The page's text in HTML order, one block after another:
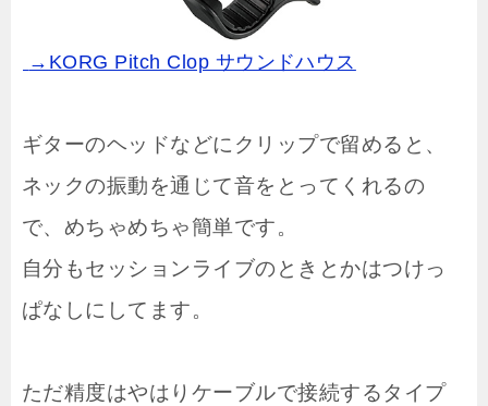
→KORG Pitch Clop サウンドハウス
ギターのヘッドなどにクリップで留めると、
ネックの振動を通じて音をとってくれるの
で、めちゃめちゃ簡単です。
自分もセッションライブのときとかはつけっ
ぱなしにしてます。
ただ精度はやはりケーブルで接続するタイプ